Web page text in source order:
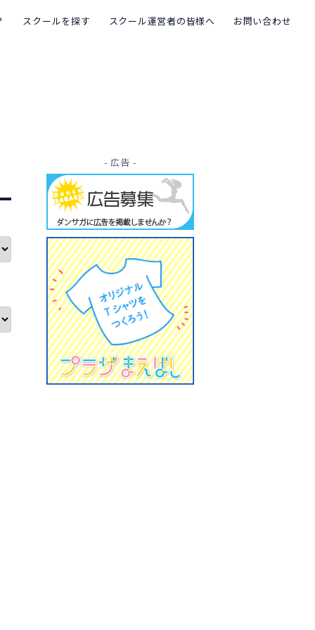
スクールを探す スクール運営者の皆様へ お問い合わせ
- 広告 -